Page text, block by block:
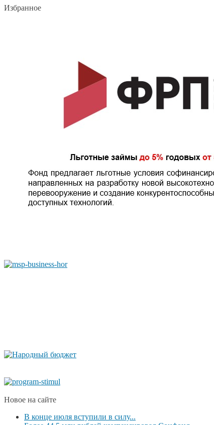
Избранное
Новое на сайте
В конце июля вступили в силу...